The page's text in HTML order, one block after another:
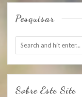
Pesquisar
Sobre Este Site